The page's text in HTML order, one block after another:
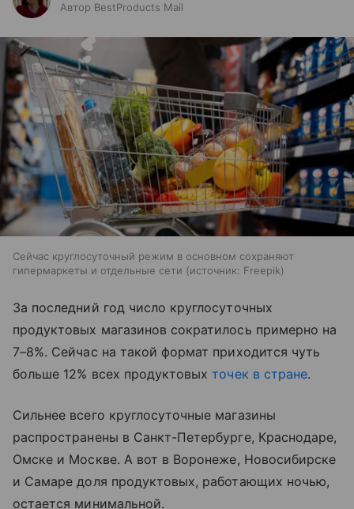
Автор BestProducts Mail
Сейчас круглосуточный режим в основном сохраняют
гипермаркеты и отдельные сети
источник: Freepik
За последний год число круглосуточных
продуктовых магазинов сократилось примерно на
7–8%. Сейчас на такой формат приходится чуть
больше 12% всех продуктовыхточек в стране.
Сильнее всего круглосуточные магазины
распространены в Санкт-Петербурге, Краснодаре,
Омске и Москве. А вот в Воронеже, Новосибирске
и Самаре доля продуктовых, работающих ночью,
остается минимальной.